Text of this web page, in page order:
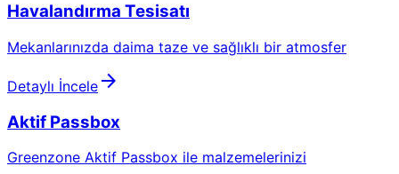
Havalandırma Tesisatı
Mekanlarınızda daima taze ve sağlıklı bir atmosfer
Detaylı İncele arrow_forward
Aktif Passbox
Greenzone Aktif Passbox ile malzemelerinizi